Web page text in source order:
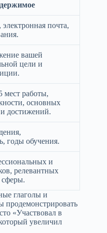
почта,
вашей
цели и
мест работы,
основных
и достижений.
годы обучения.
и
релевантных
сферы.
глаголы и
продемонстрировать
«Участвовал в
увеличил